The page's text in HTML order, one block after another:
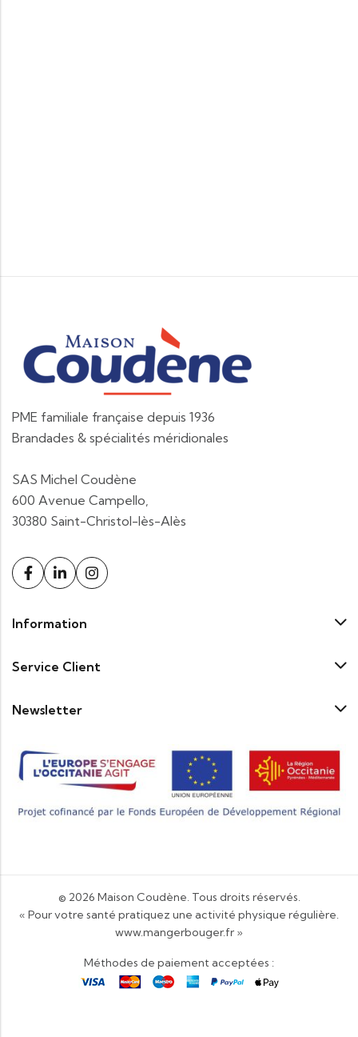
PME familiale française depuis 1936
Brandades & spécialités méridionales
SAS Michel Coudène
600 Avenue Campello,
30380 Saint-Christol-lès-Alès
Information
Service Client
Newsletter
© 2026 Maison Coudène. Tous droits réservés.
« Pour votre santé pratiquez une activité physique régulière.
www.mangerbouger.fr »
Méthodes de paiement acceptées :